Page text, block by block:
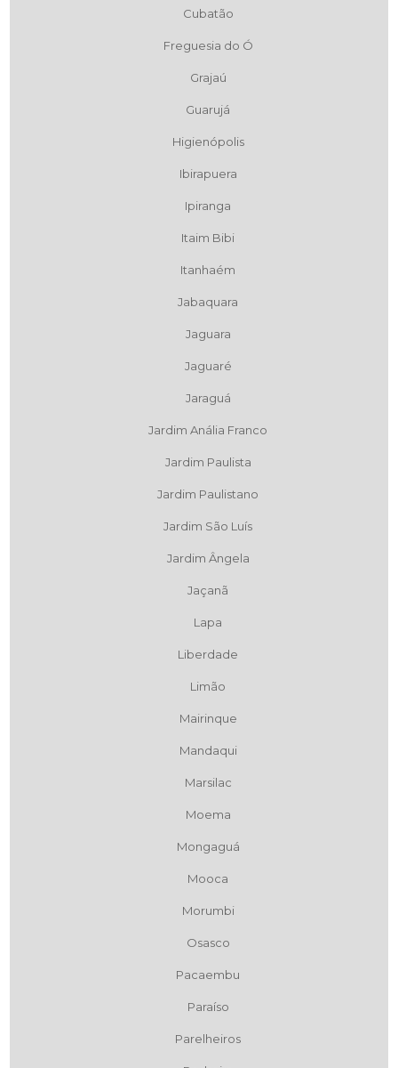
Cubatão
Freguesia do Ó
Grajaú
Guarujá
Higienópolis
Ibirapuera
Ipiranga
Itaim Bibi
Itanhaém
Jabaquara
Jaguara
Jaguaré
Jaraguá
Jardim Anália Franco
Jardim Paulista
Jardim Paulistano
Jardim São Luís
Jardim Ângela
Jaçanã
Lapa
Liberdade
Limão
Mairinque
Mandaqui
Marsilac
Moema
Mongaguá
Mooca
Morumbi
Osasco
Pacaembu
Paraíso
Parelheiros